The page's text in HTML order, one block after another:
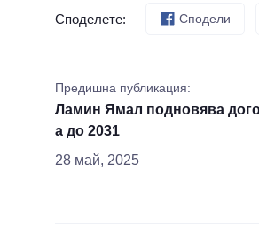
Споделете: Сподели
Предишна публикация:
Ламин Ямал подновява
а до 2031
28 май, 2025